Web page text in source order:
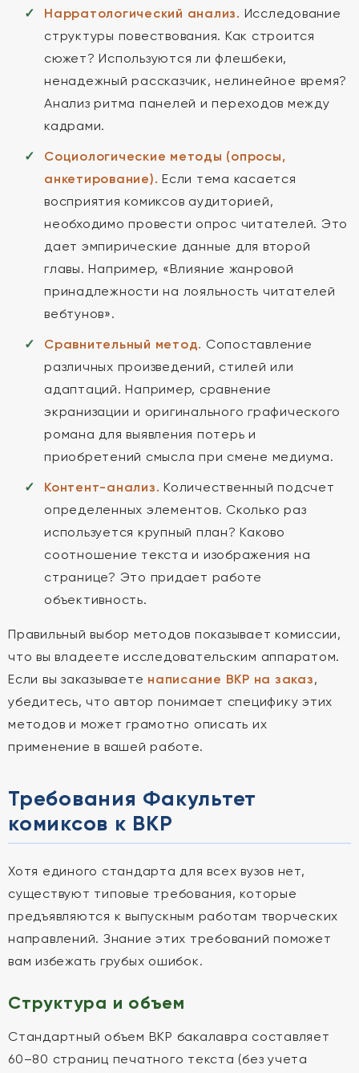
Нарратологический анализ. Исследование
структуры повествования. Как строится
сюжет? Используются ли флешбеки,
ненадежный рассказчик, нелинейное время?
Анализ ритма панелей и переходов между
кадрами.
Социологические методы (опросы,
анкетирование). Если тема касается
восприятия комиксов аудиторией,
необходимо провести опрос читателей. Это
дает эмпирические данные для второй
главы. Например, «Влияние жанровой
принадлежности на лояльность читателей
вебтунов».
Сравнительный метод. Сопоставление
различных произведений, стилей или
адаптаций. Например, сравнение
экранизации и оригинального графического
романа для выявления потерь и
приобретений смысла при смене медиума.
Контент-анализ. Количественный подсчет
определенных элементов. Сколько раз
используется крупный план? Каково
соотношение текста и изображения на
странице? Это придает работе
объективность.
Правильный выбор методов показывает комиссии,
что вы владеете исследовательским аппаратом.
Если вы заказываете написание ВКР на заказ,
убедитесь, что автор понимает специфику этих
методов и может грамотно описать их
применение в вашей работе.
Требования Факультет
комиксов к ВКР
Хотя единого стандарта для всех вузов нет,
существуют типовые требования, которые
предъявляются к выпускным работам творческих
направлений. Знание этих требований поможет
вам избежать грубых ошибок.
Структура и объем
Стандартный объем ВКР бакалавра составляет
60–80 страниц печатного текста (без учета